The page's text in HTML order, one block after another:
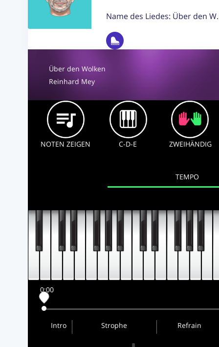
Name des Liedes: Über den
Über den Wolken
Reinhard Mey
NOTEN ZEIGEN C-D-E ZWEIHÄNDIG
TEMPO
0:00
Intro Strophe Refrain